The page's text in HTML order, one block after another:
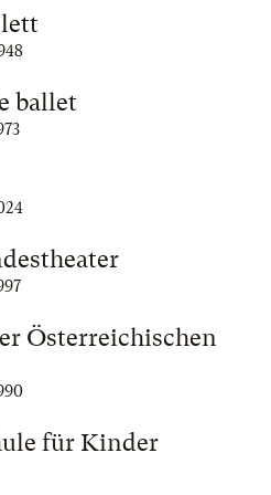
ballet
Österreichischen
für Kinder